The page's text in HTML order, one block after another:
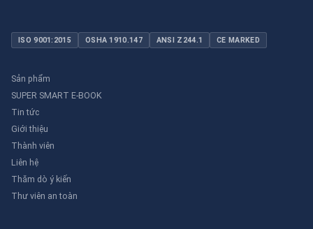
ISO 9001:2015 OSHA 1910.147 ANSI Z244.1 CE MARKED
Sản phẩm
SUPER SMART E-BOOK
Tin tức
Giới thiệu
Thành viên
Liên hệ
Thăm dò ý kiến
Thư viên an toàn